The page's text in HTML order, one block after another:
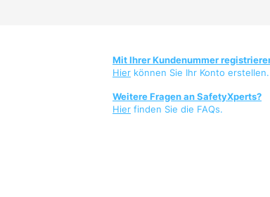
Mit Ihrer Kundenummer
Hier können Sie Ihr Konto erstellen.
Weitere Fragen an SafetyXperts?
Hier finden Sie die FAQs.